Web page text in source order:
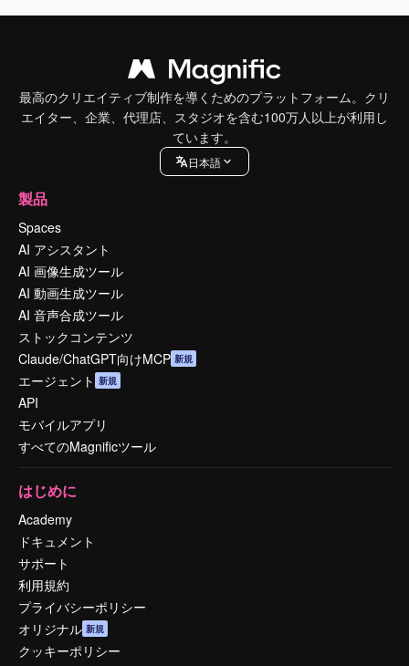
最高のクリエイティブ制作を導くためのプラットフォーム。クリ
エイター、企業、代理店、スタジオを含む100万人以上が利用し
ています。
日本語
製品
Spaces
AI アシスタント
AI 画像生成ツール
AI 動画生成ツール
AI 音声合成ツール
ストックコンテンツ
Claude/ChatGPT向けMCP 新規
エージェント 新規
API
モバイルアプリ
すべてのMagnificツール
はじめに
Academy
ドキュメント
サポート
利用規約
プライバシーポリシー
オリジナル 新規
クッキーポリシー